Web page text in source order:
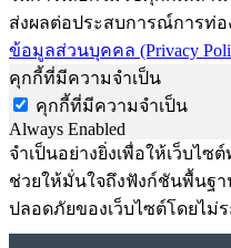
ส่งผลต่อประสบการณ์การท่
ข้อมูลส่วนบุคคล (Privacy
คุกกี้ที่มีความจำเป็น
คุกกี้ที่มีความจำเป็น
Always Enabled
จำเป็นอย่างยิ่งเพื่อให้เว็บไ
ช่วยให้มั่นใจถึงฟังก์ชันพื้น
ปลอดภัยของเว็บไซต์โดยไม่